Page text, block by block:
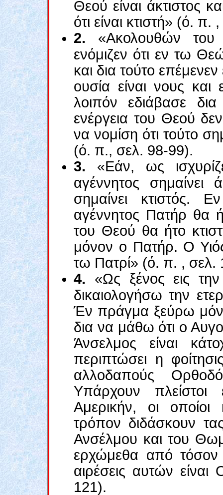
Θεού είναι άκτιστος
ότι είναι κτιστή» (ό. π.
2. «Ακολουθών του
ενόμιζεν ότι εν τω
και δια τούτο επέμενεν
ουσία είναι νους
λοιπόν εδιάβασε
ενέργεια του Θεού
να νομίση ότι τούτο
(ό. π., σελ. 98-99).
3. «Εάν, ως
αγέννητος σημαίνει
σημαίνει κτιστός.
αγέννητος Πατήρ θα
του Θεού θα ήτο
μόνον ο Πατήρ. Ο
τω Πατρί» (ό. π. , σελ.
4. «Ως ξένος εις
δικαιολογήσω την
Έν πράγμα ξεύρω
δια να μάθω ότι ο
Άνσελμος είναι
περιπτώσει η
αλλοδαπούς
Υπάρχουν πλείστοι
Αμερικήν, οι
τρόπον διδάσκουν
Ανσέλμου και του
ερχώμεθα από τόσον
αιρέσεις αυτών
121).